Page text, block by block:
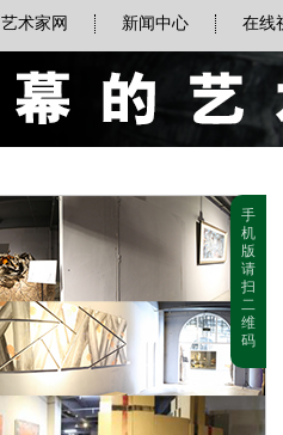
艺术家网 新闻中心 在线
手
机
版
请
扫
二
维
码